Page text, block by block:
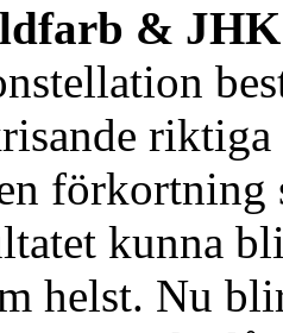
&
kunna
helst. Nu